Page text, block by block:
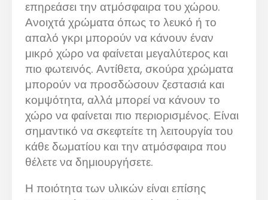
επηρεάσει την ατμόσφαιρα του χώρου.
Ανοιχτά χρώματα όπως το λευκό ή το
απαλό γκρι μπορούν να κάνουν έναν
μικρό χώρο να φαίνεται μεγαλύτερος και
πιο φωτεινός. Αντίθετα, σκούρα χρώματα
μπορούν να προσδώσουν ζεστασιά και
κομψότητα, αλλά μπορεί να κάνουν το
χώρο να φαίνεται πιο περιορισμένος. Είναι
σημαντικό να σκεφτείτε τη λειτουργία του
κάθε δωματίου και την ατμόσφαιρα που
θέλετε να δημιουργήσετε.
Η ποιότητα των υλικών είναι επίσης